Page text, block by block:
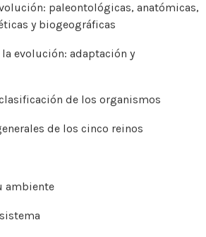
paleontológicas, anatómicas,
y biogeográficas
evolución: adaptación y
de los organismos
de los cinco reinos
ambiente